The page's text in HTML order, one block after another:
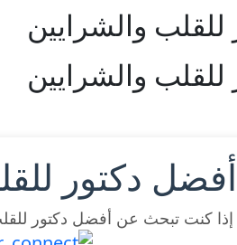
والشرايين
والشرايين
أفضل دكتور
إذا كنت تبحث عن أفضل دكتور